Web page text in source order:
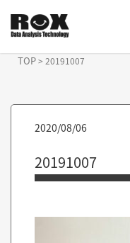
TOP> 20191007
2020/08/06
20191007